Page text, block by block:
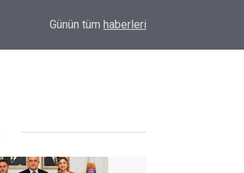
YENİ PARTİ ALTINORDU’DA KURUCU
Günün tüm haberleri